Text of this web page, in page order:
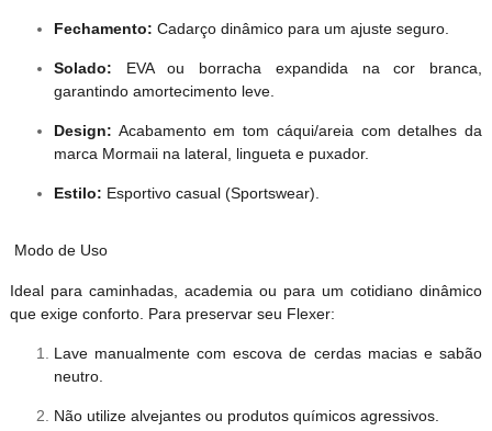
Fechamento: Cadarço dinâmico para um ajuste seguro.
Solado: EVA ou borracha expandida na cor branca,
garantindo amortecimento leve.
Design: Acabamento em tom cáqui/areia com detalhes da
marca Mormaii na lateral, lingueta e puxador.
Estilo: Esportivo casual (Sportswear).
Modo de Uso
Ideal para caminhadas, academia ou para um cotidiano dinâmico
que exige conforto. Para preservar seu Flexer:
Lave manualmente com escova de cerdas macias e sabão
neutro.
Não utilize alvejantes ou produtos químicos agressivos.